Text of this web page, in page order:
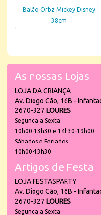
Balão Orbz Mickey Disney
38cm
As nossas Lojas
LOJA DA CRIANÇA
Av. Diogo Cão, 16B -
2670-327 LOURES
Segunda a Sexta
10h00-13h30 e 14h30-19h00
Sábados e Feriados
10h00-13h30
Artigos de Festa
LOJA FESTASPARTY
Av. Diogo Cão, 16B -
2670-327 LOURES
Segunda a Sexta